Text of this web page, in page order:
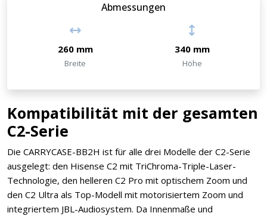
Abmessungen
260 mm
Breite
340 mm
Höhe
Kompatibilität mit der gesamten
C2-Serie
Die CARRYCASE-BB2H ist für alle drei Modelle der C2-Serie
ausgelegt: den Hisense C2 mit TriChroma-Triple-Laser-
Technologie, den helleren C2 Pro mit optischem Zoom und
den C2 Ultra als Top-Modell mit motorisiertem Zoom und
integriertem JBL-Audiosystem. Da Innenmaße und